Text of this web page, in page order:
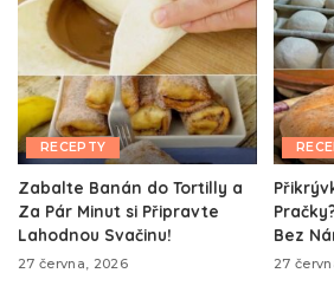
RECEPTY
Zabalte Banán do Tortilly a
Za Pár Minut si Připravte
Lahodnou Svačinu!
27 června, 2026
Bez
27